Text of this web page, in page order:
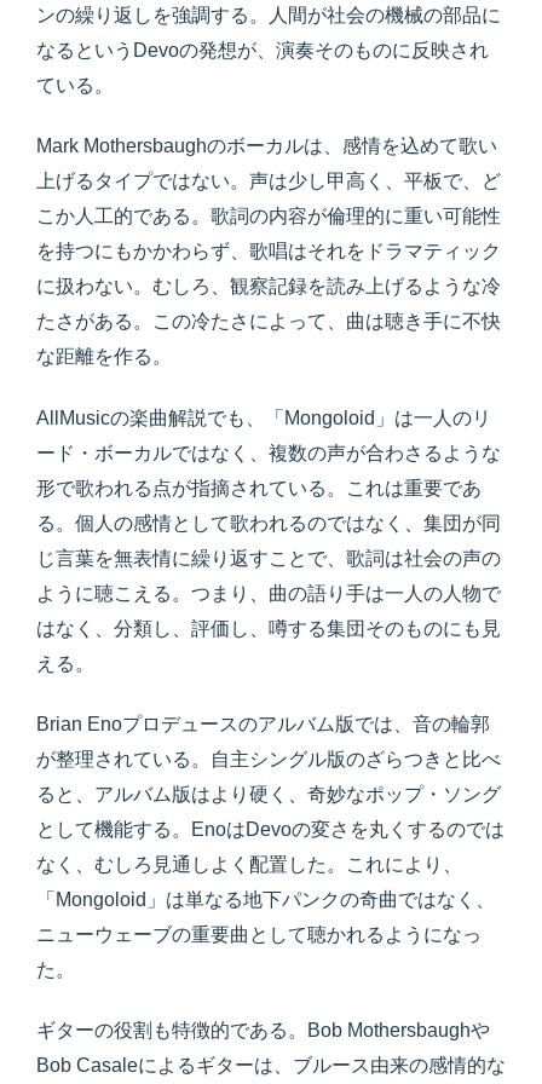
ンの繰り返しを強調する。人間が社会の機械の部品に
なるというDevoの発想が、演奏そのものに反映され
ている。
Mark Mothersbaughのボーカルは、感情を込めて歌い
上げるタイプではない。声は少し甲高く、平板で、ど
こか人工的である。歌詞の内容が倫理的に重い可能性
を持つにもかかわらず、歌唱はそれをドラマティック
に扱わない。むしろ、観察記録を読み上げるような冷
たさがある。この冷たさによって、曲は聴き手に不快
な距離を作る。
AllMusicの楽曲解説でも、「Mongoloid」は一人のリ
ード・ボーカルではなく、複数の声が合わさるような
形で歌われる点が指摘されている。これは重要であ
る。個人の感情として歌われるのではなく、集団が同
じ言葉を無表情に繰り返すことで、歌詞は社会の声の
ように聴こえる。つまり、曲の語り手は一人の人物で
はなく、分類し、評価し、噂する集団そのものにも見
える。
Brian Enoプロデュースのアルバム版では、音の輪郭
が整理されている。自主シングル版のざらつきと比べ
ると、アルバム版はより硬く、奇妙なポップ・ソング
として機能する。EnoはDevoの変さを丸くするのでは
なく、むしろ見通しよく配置した。これにより、
「Mongoloid」は単なる地下パンクの奇曲ではなく、
ニューウェーブの重要曲として聴かれるようになっ
た。
ギターの役割も特徴的である。Bob Mothersbaughや
Bob Casaleによるギターは、ブルース由来の感情的な